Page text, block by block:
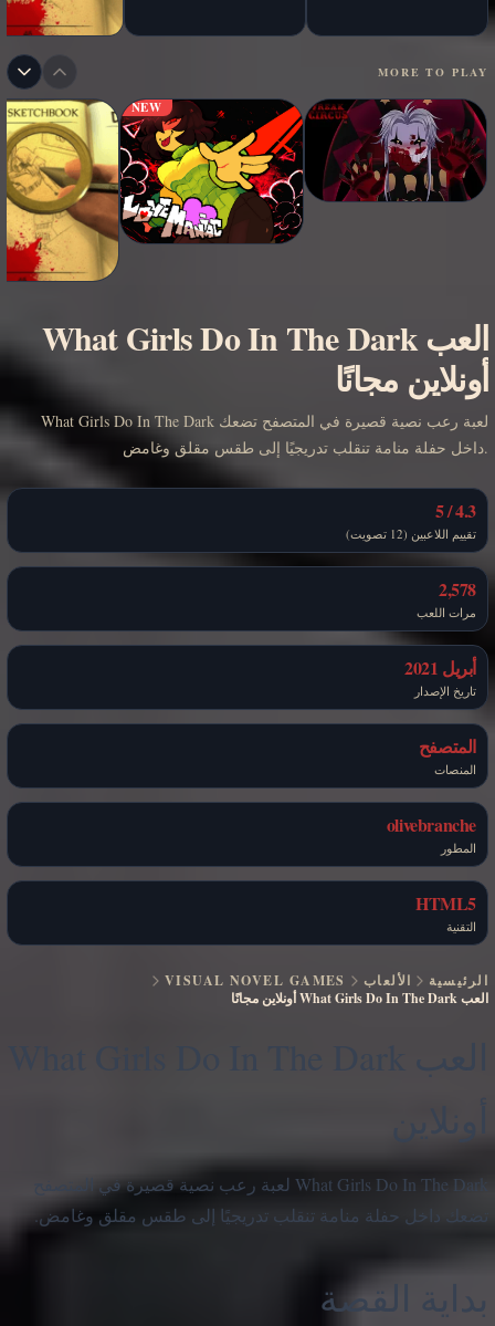
MORE TO PLAY
NEW
العب What Girls Do In The Dark
أونلاين مجانًا
What Girls Do In The Dark لعبة رعب نصية قصيرة في المتصفح تضعك
داخل حفلة منامة تنقلب تدريجيًا إلى طقس مقلق وغامض.
4.3 / 5
تقييم اللاعبين (12 تصويت)
2,578
مرات اللعب
أبريل 2021
تاريخ الإصدار
المتصفح
المنصات
olivebranche
المطور
HTML5
التقنية
الرئيسية الألعاب
VISUAL NOVEL GAMES
العب What Girls Do In The Dark أونلاين مجانًا
What Girls Do In The Dark لعبة رعب نصية قصيرة في المتصفح
تضعك داخل حفلة منامة تنقلب تدريجيًا إلى طقس مقلق وغامض.
بداية القصة